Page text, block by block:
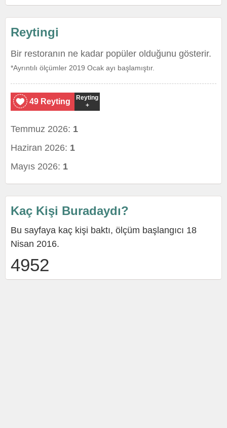
Reytingi
Bir restoranın ne kadar popüler olduğunu gösterir.
*Ayrıntılı ölçümler 2019 Ocak ayı başlamıştır.
49 Reyting
Reyting
+
Temmuz 2026: 1
Haziran 2026: 1
Mayıs 2026: 1
Kaç Kişi Buradaydı?
Bu sayfaya kaç kişi baktı, ölçüm başlangıcı 18
Nisan 2016.
4952